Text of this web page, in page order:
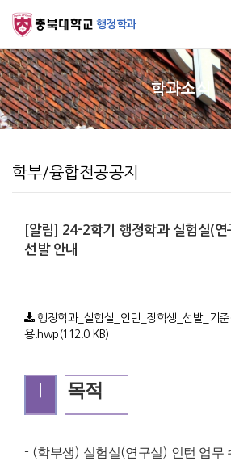
행정학과
학과소식
학부/융합전공공지
[알림] 24-2학기 행정학과 실험실(
선발 안내
행정학과_실험실_인턴_장학생_선발_기
용.hwp(112.0 KB)
Ⅰ 목적
- (학부생) 실험실(연구실) 인턴 업무